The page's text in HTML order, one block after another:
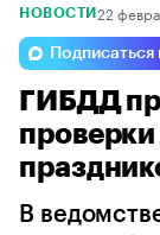
Lada
Changan
НОВОСТИ 22
ГИБДД
В